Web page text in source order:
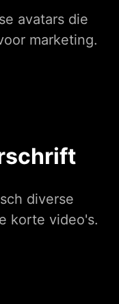
avatars die
marketing.
diverse
korte video's.